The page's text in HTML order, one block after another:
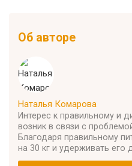
Об авторе
Наталья Комарова
Интерес к правильному и
возник в связи с
Благодаря правильному
на 30 кг и удерживать его